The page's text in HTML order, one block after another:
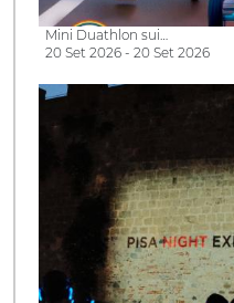
Mini Duathlon sui…
20 Set 2026 - 20 Set 2026